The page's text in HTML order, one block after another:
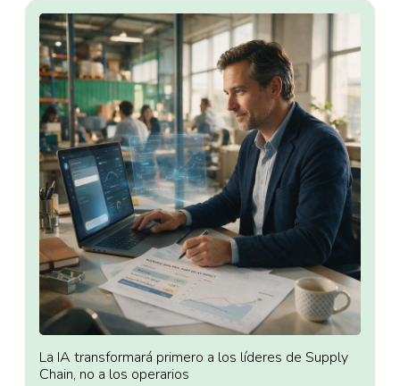
La IA transformará primero a los líderes de Supply
Chain, no a los operarios